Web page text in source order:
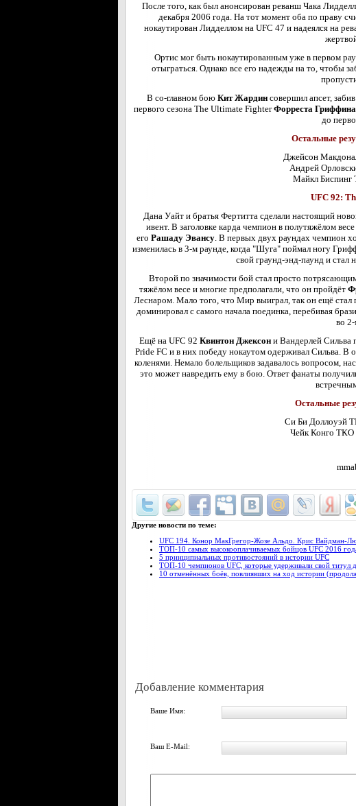
После того, как был анонсирован реванш Чака
декабря 2006 года. На тот момент оба по праву
нокаутирован Лидделлом на UFC 47 и надеялся на
Ортис мог быть нокаутированным уже в первом
отыграться. Однако все его надежды на то, чтобы
В со-главном бою Кит Жардинсовершил апсет,
первого сезона The Ultimate FighterФорреста Гриффина
до
Остальные
Джейсон
Андрей
Майкл
UFC 92:
Дана Уайт и братья Фертитта сделали настоящий
ивент. В заголовке карда чемпион в полутяжёлом
его Рашаду Эвансу. В первых двух раундах чемпион
изменилась в 3-м раунде, когда "Шуга" поймал ногу
свой граунд-энд-паунд и стал
Второй по значимости бой стал просто
тяжёлом весе и многие предполагали, что он пройдёт
Леснаром. Мало того, что Мир выиграл, так он ещё
доминировал с самого начала поединка, перебивая
во
Ещё на UFC 92 Квинтон Джексони Вандерлей Сильва
Pride FC и в них победу нокаутом одерживал Сильва. В
коленями. Немало болельщиков задавалось вопросом,
это может навредить ему в бою. Ответ фанаты
Остальные
Си Би Доллоуэй
Чейк Конго
Другие новости по теме:
UFC 194. Конор МакГрегор-Жозе Альдо. Крис Вайдман-
ТОП-10 самых высокооплачиваемых бойцов UFC 2016
5 принципиальных противостояний в истории UFC
ТОП-10 чемпионов UFC, которые удерживали свой титул
10 отменённых боёв, повлиявших на ход истории
Добавление комментария
Ваше Имя:
Ваш E-Mail: